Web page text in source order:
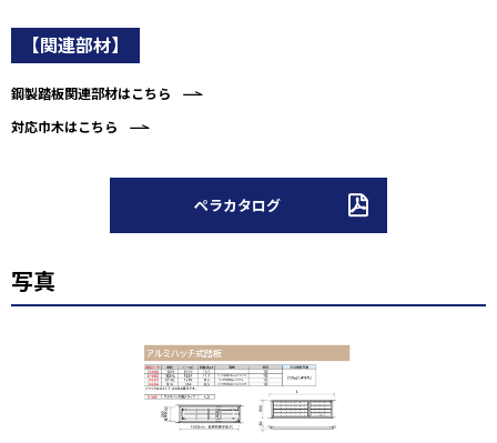
【関連部材】
鋼製踏板関連部材はこちら
対応巾木はこちら
ペラカタログ
写真